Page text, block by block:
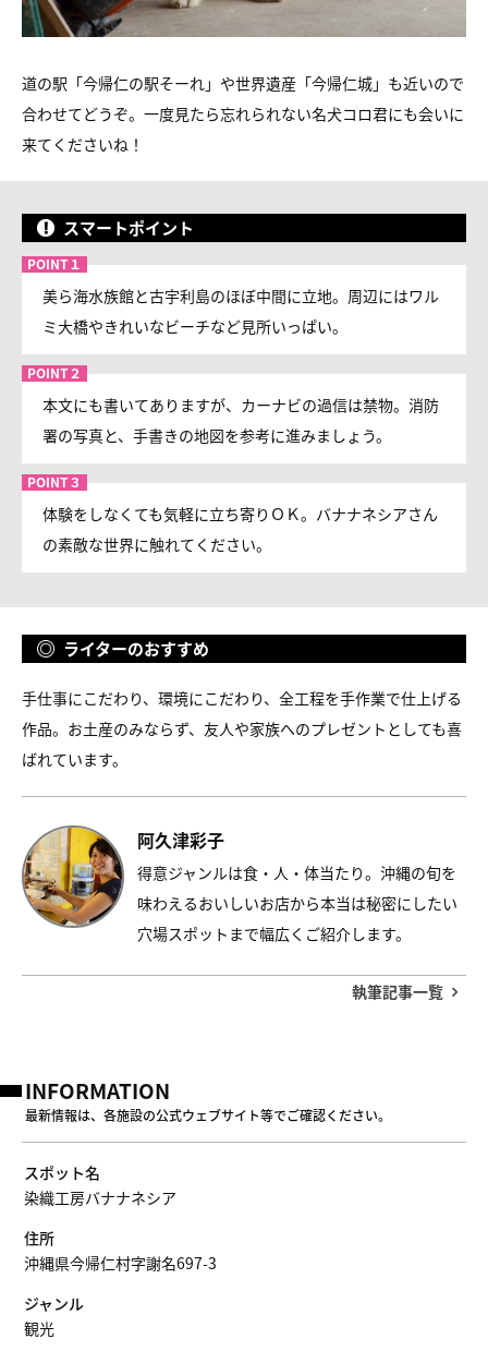
道の駅「今帰仁の駅そーれ」や世界遺産「今帰仁城」も近いので
合わせてどうぞ。一度見たら忘れられない名犬コロ君にも会いに
来てくださいね！
スマートポイント
美ら海水族館と古宇利島のほぼ中間に立地。周辺にはワル
ミ大橋やきれいなビーチなど見所いっぱい。
本文にも書いてありますが、カーナビの過信は禁物。消防
署の写真と、手書きの地図を参考に進みましょう。
体験をしなくても気軽に立ち寄りＯＫ。バナナネシアさん
の素敵な世界に触れてください。
ライターのおすすめ
手仕事にこだわり、環境にこだわり、全工程を手作業で仕上げる
作品。お土産のみならず、友人や家族へのプレゼントとしても喜
ばれています。
阿久津彩子
得意ジャンルは食・人・体当たり。沖縄の旬を
味わえるおいしいお店から本当は秘密にしたい
穴場スポットまで幅広くご紹介します。
執筆記事一覧
INFORMATION
最新情報は、各施設の公式ウェブサイト等でご確認ください。
スポット名
染織工房バナナネシア
住所
沖縄県今帰仁村字謝名697-3
ジャンル
観光